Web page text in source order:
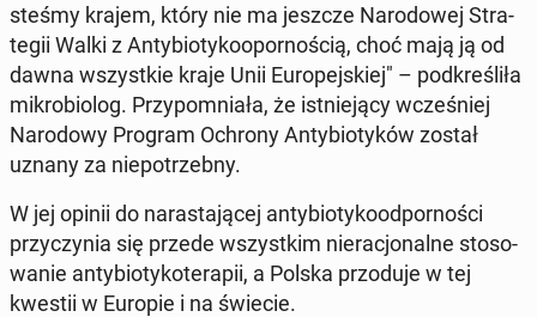
ste­śmy krajem, który nie ma jeszcze Na­ro­do­wej Stra­
te­gii Walki z An­ty­bio­ty­ko­opor­no­ścią, choć mają ją od
dawna wszyst­kie kraje Unii Eu­ro­pej­skiej" – pod­kre­śli­ła
mi­kro­bio­log. Przy­po­mnia­ła, że ist­nie­ją­cy wcze­śniej
Na­ro­do­wy Program Ochrony An­ty­bio­ty­ków został
uznany za nie­po­trzeb­ny.
W jej opinii do na­ra­sta­ją­cej an­ty­bio­ty­ko­od­por­no­ści
przy­czy­nia się przede wszyst­kim nie­ra­cjo­nal­ne sto­so­
wa­nie an­ty­bio­ty­ko­te­ra­pii, a Polska przo­du­je w tej
kwestii w Europie i na świecie.